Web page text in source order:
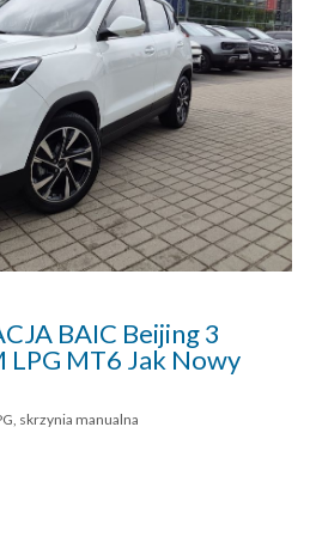
BAIC Beijing 3
LPG MT6 Jak Nowy
skrzynia manualna